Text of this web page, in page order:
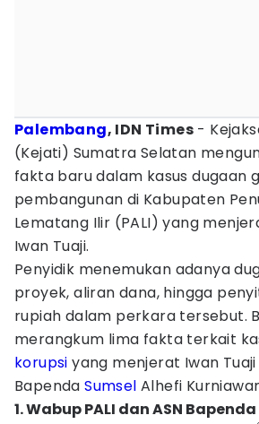
Palembang, IDN Times -
(Kejati) Sumatra Selatan
fakta baru dalam kasus dugaan
pembangunan di Kabupaten
Lematang Ilir (PALI) yang
Iwan Tuaji.
Penyidik menemukan adanya
proyek, aliran dana, hingga
rupiah dalam perkara tersebut.
merangkum lima fakta terkait
korupsi yang menjerat Iwan Tuaji
BapendaSumsel Alhefi
1. Wabup PALI dan ASN